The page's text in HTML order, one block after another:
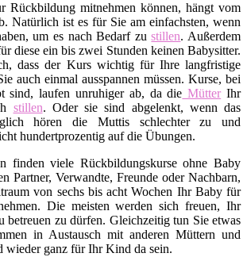
Rückbildung mitnehmen können, hängt vom
Natürlich ist es für Sie am einfachsten, wenn
um es nach Bedarf zustillen. Außerdem
diese ein bis zwei Stunden keinen Babysitter.
dass der Kurs wichtig für Ihre langfristige
auch einmal ausspannen müssen. Kurse, bei
sind, laufen unruhiger ab, da die MütterIhr
stillen. Oder sie sind abgelenkt, wenn das
hören die Muttis schlechter zu und
hundertprozentig auf die Übungen.
finden viele Rückbildungskurse ohne Baby
Partner, Verwandte, Freunde oder Nachbarn,
von sechs bis acht Wochen Ihr Baby für
Die meisten werden sich freuen, Ihr
betreuen zu dürfen. Gleichzeitig tun Sie etwas
in Austausch mit anderen Müttern und
wieder ganz für Ihr Kind da sein.